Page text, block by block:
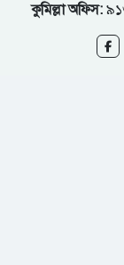
কুমিল্লা অফিস: